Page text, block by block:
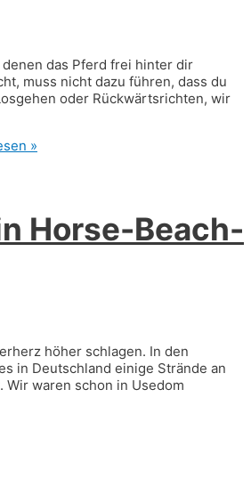
das Pferd frei hinter dir
muss nicht dazu führen, dass du
oder Rückwärtsrichten, wir
»
Horse-Beach-
höher schlagen. In den
in Deutschland einige Strände an
waren schon in Usedom